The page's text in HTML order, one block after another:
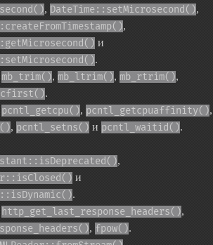
, DateTime::setMicrosecond(),
,
и
.
mb_trim(), mb_ltrim(), mb_rtrim(),
.
pcntl_getcpu(), pcntl_getcpuaffinity(),
, pcntl_setns() и pcntl_waitid().
,
и
.
http_get_last_response_headers(),
, fpow().